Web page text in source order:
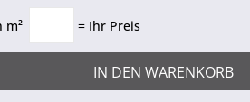
m² = Ihr Preis
IN DEN WARENKORB